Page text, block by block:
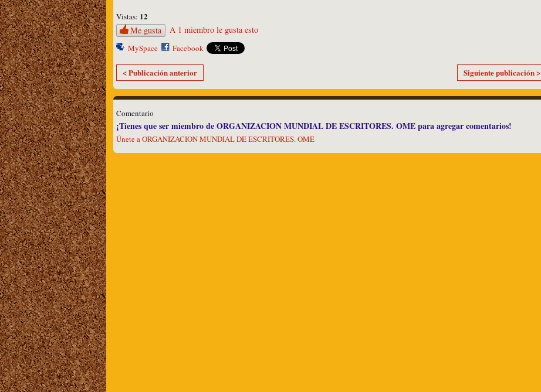
Vistas: 12
Me gusta
A 1 miembro le gusta esto
MySpace Facebook
< Publicación anterior Siguiente publicación >
Comentario
¡Tienes que ser miembro de ORGANIZACION MUNDIAL DE ESCRITORES. OME para agregar comentarios!
Únete a ORGANIZACION MUNDIAL DE ESCRITORES. OME